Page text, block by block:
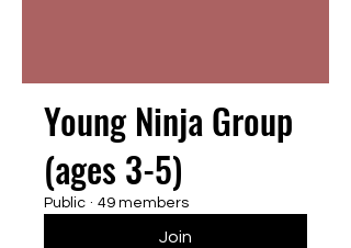
Young Ninja Group
(ages 3-5)
Public · 49 members
Join